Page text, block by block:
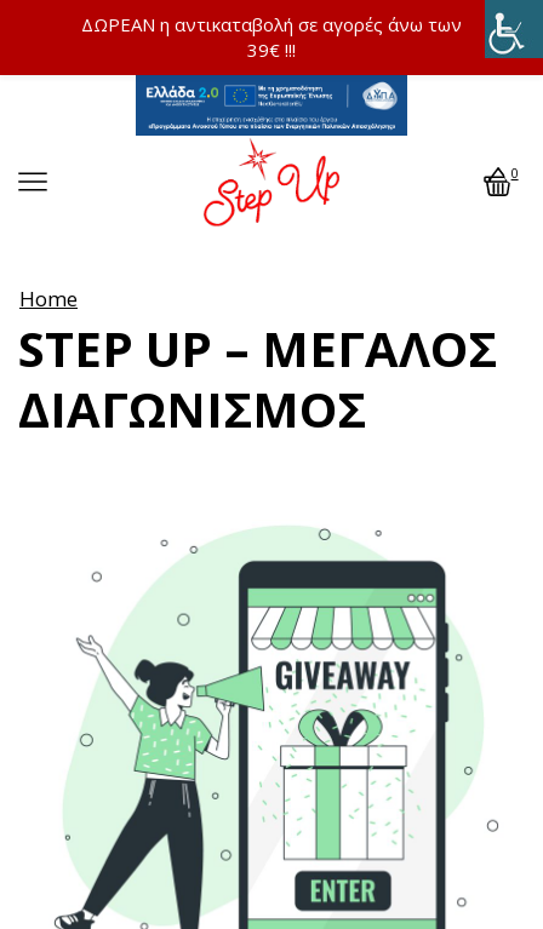
0
Home
STEP UP – ΜΕΓΆΛΟΣ
ΔΙΑΓΩΝΙΣΜΌΣ
ΔΩΡΕΑΝ η αντικαταβολή σε αγορές άνω των
39€ !!!